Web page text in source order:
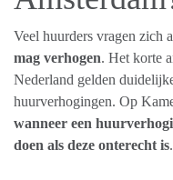
Veel huurders vragen zich
mag verhogen. Het korte
Nederland gelden
huurverhogingen. Op
wanneer een
doen als deze onterecht is.